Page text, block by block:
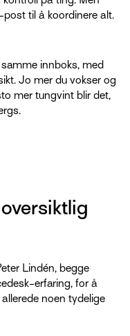
til å koordinere alt.
innboks, med
Jo mer du vokser og
mer tungvint blir det,
Lindén, begge
erfaring, for å
noen tydelige